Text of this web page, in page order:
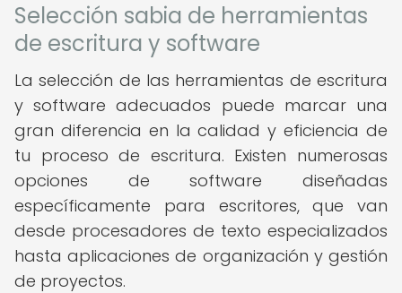
Selección sabia de herramientas
de escritura y software
La selección de las herramientas de escritura
y software adecuados puede marcar una
gran diferencia en la calidad y eficiencia de
tu proceso de escritura. Existen numerosas
opciones de software diseñadas
específicamente para escritores, que van
desde procesadores de texto especializados
hasta aplicaciones de organización y gestión
de proyectos.